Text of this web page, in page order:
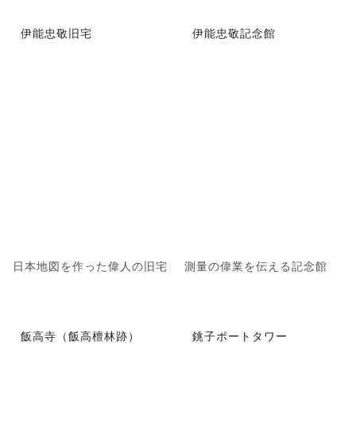
伊能忠敬旧宅
日本地図を作った偉人の旧宅
伊能忠敬記念館
測量の偉業を伝える記念館
飯高寺（飯高檀林跡） 銚子ポートタワー